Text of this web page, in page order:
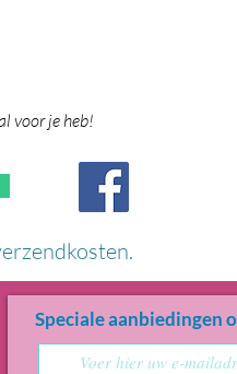
voor je heb!
Speciale aanbiedingen